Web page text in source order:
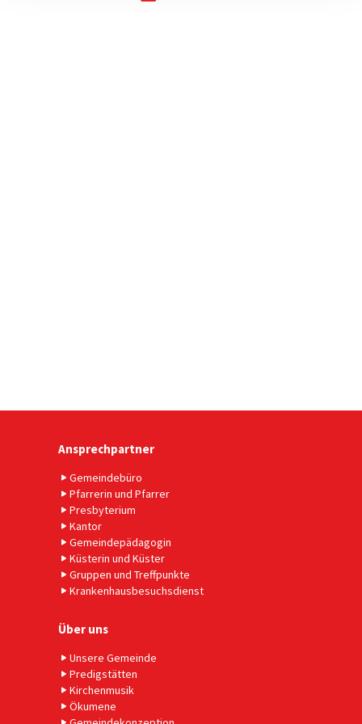
Ansprechpartner
Gemeindebüro
Pfarrerin und Pfarrer
Presbyterium
Kantor
Gemeindepädagogin
Küsterin und Küster
Gruppen und Treffpunkte
Krankenhausbesuchsdienst
Über uns
Unsere Gemeinde
Predigstätten
Kirchenmusik
Ökumene